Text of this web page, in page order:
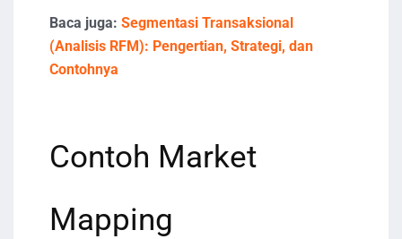
Baca juga: Segmentasi Transaksional
(Analisis RFM): Pengertian, Strategi, dan
Contohnya
Contoh Market
Mapping